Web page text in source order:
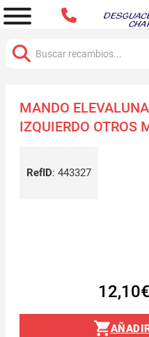
MANDO
IZQUIERDO OTROS
RefID: 443327
12,10€